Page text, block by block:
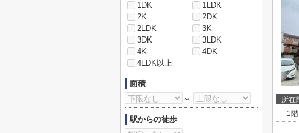
所在
1階
1DK
1LDK
2K
2DK
2LDK
3K
3DK
3LDK
4K
4DK
4LDK以上
面積
～
駅からの徒歩